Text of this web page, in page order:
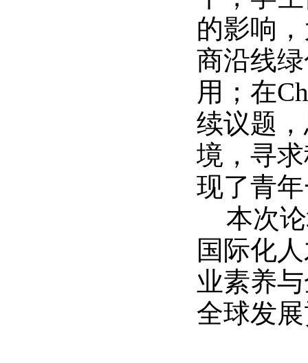
的影响
商沿线
用；在
续议题
境，寻
现了青
本次
国际化
业素养
全球发